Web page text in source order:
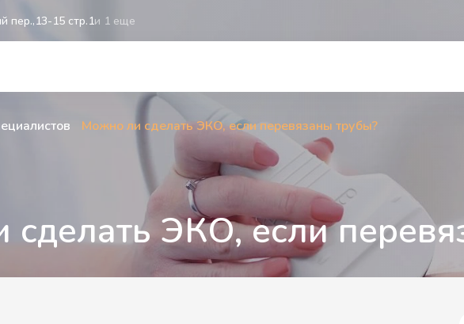
пер.,13-15 стр.1и 1 еще
Можно ли сделать ЭКО, если перевязаны трубы?
ЭКО, если